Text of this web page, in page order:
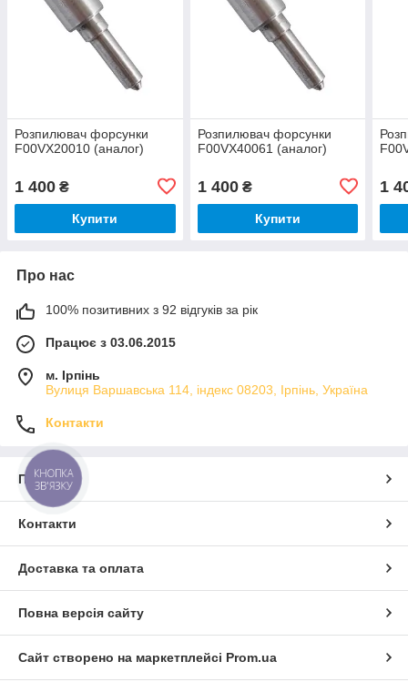
Розпилювач форсунки
F00VX20010 (аналог)
1 400 ₴
Купити
Розпилювач форсунки
F00VX40061 (аналог)
1 400₴
Купити
1
Про нас
100% позитивних з 92 відгуків за рік
Працює з 03.06.2015
м. Ірпінь
Вулиця Варшавська 114, індекс 08203, Ірпінь, Україна
Контакти
Про нас
Контакти
Доставка та оплата
Повна версія сайту
Сайт створено на маркетплейсі Prom.ua
КНОПКА
ЗВ'ЯЗКУ